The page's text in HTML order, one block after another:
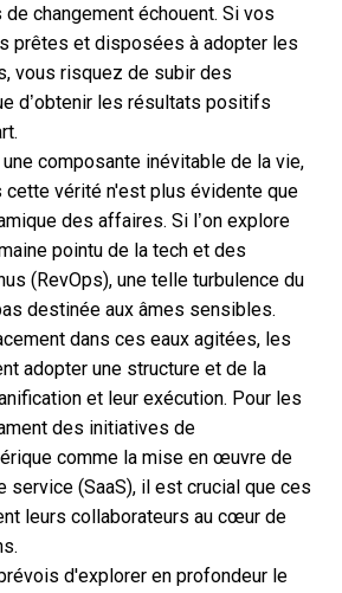
changement échouent. Si vos
prêtes et disposées à adopter les
vous risquez de subir des
d’obtenir les résultats positifs
composante inévitable de la vie,
cette vérité n'est plus évidente que
des affaires. Si l’on explore
pointu de la tech et des
(RevOps), une telle turbulence du
destinée aux âmes sensibles.
dans ces eaux agitées, les
adopter une structure et de la
et leur exécution. Pour les
des initiatives de
comme la mise en œuvre de
service (SaaS), il est crucial que ces
leurs collaborateurs au cœur de
d'explorer en profondeur le